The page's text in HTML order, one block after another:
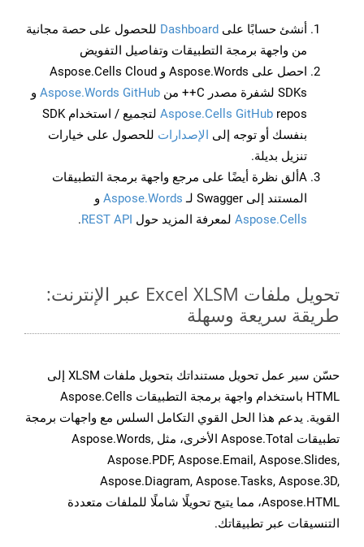
أنشئ حسابًا على Dashboard للحصول على حصة مجانية
من واجهة برمجة التطبيقات وتفاصيل التفويض
احصل على Aspose.Words و Aspose.Cells Cloud
SDKs لشفرة مصدر C++ من
Aspose.Words GitHub و
Aspose.Cells GitHub
repos لتجميع / استخدام SDK
بنفسك أو توجه إلى الإصدارات للحصول على خيارات
تنزيل بديلة.
Aألق نظرة أيضًا على مرجع واجهة برمجة التطبيقات
المستند إلى Swagger لـ
Aspose.Words و
Aspose.Cells لمعرفة المزيد حول REST API
.
تحويل ملفات Excel XLSM عبر الإنترنت:
طريقة سريعة وسهلة
حسّن سير عمل تحويل مستنداتك بتحويل ملفات XLSM إلى
HTML باستخدام واجهة برمجة التطبيقات Aspose.Cells
القوية. يدعم هذا الحل القوي التكامل السلس مع واجهات برمجة
تطبيقات Aspose.Total الأخرى، مثل Aspose.Words,
Aspose.PDF, Aspose.Email, Aspose.Slides,
Aspose.Diagram, Aspose.Tasks, Aspose.3D,
Aspose.HTML، مما يتيح تحويلًا شاملًا للملفات متعددة
التنسيقات عبر تطبيقاتك.